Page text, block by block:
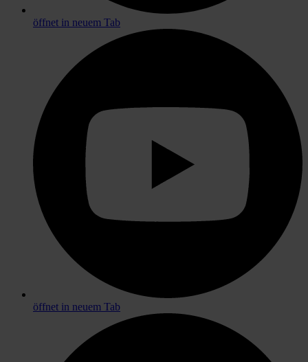
öffnet in neuem Tab
öffnet in neuem Tab